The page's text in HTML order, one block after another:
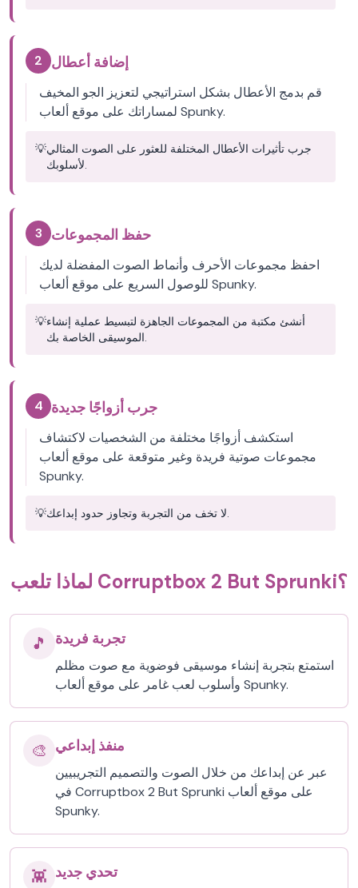
2 إضافة أعطال
قم بدمج الأعطال بشكل استراتيجي لتعزيز الجو المخيف
لمساراتك على موقع ألعاب Spunky.
💡جرب تأثيرات الأعطال المختلفة للعثور على الصوت المثالي
لأسلوبك.
3 حفظ المجموعات
احفظ مجموعات الأحرف وأنماط الصوت المفضلة لديك
للوصول السريع على موقع ألعاب Spunky.
💡أنشئ مكتبة من المجموعات الجاهزة لتبسيط عملية إنشاء
الموسيقى الخاصة بك.
4 جرب أزواجًا جديدة
استكشف أزواجًا مختلفة من الشخصيات لاكتشاف
مجموعات صوتية فريدة وغير متوقعة على موقع ألعاب
Spunky.
💡 لا تخف من التجربة وتجاوز حدود إبداعك.
لماذا تلعب Corruptbox 2 But Sprunki؟
🎵 تجربة فريدة
استمتع بتجربة إنشاء موسيقى فوضوية مع صوت مظلم
وأسلوب لعب غامر على موقع ألعاب Spunky.
🎨 منفذ إبداعي
عبر عن إبداعك من خلال الصوت والتصميم التجريبيين
في Corruptbox 2 But Sprunki على موقع ألعاب
Spunky.
👾 تحدي جديد